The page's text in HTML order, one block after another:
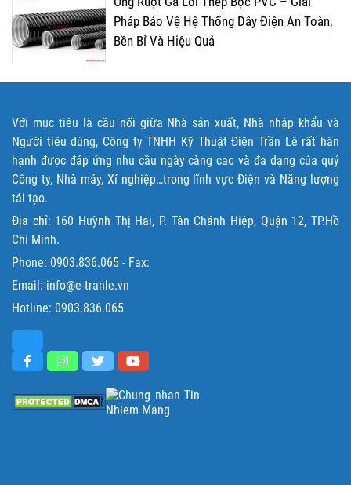
Pháp Bảo Vệ Hệ Thống Dây Điện An Toàn,
Bền Bỉ Và Hiệu Quả
Với mục tiêu là cầu nối giữa Nhà sản xuất, Nhà nhập khẩu và
Người tiêu dùng, Công ty TNHH Kỹ Thuật Điện Trần Lê rất hân
hạnh được đáp ứng nhu cầu ngày càng cao và đa dạng của quý
Công ty, Nhà máy, Xí nghiệp…trong lĩnh vực Điện và Năng lượng
tái tạo.
Địa chỉ: 160 Huỳnh Thị Hai, P. Tân Chánh Hiệp, Quận 12, TP.Hồ
Chí Minh.
Phone: 0903.836.065 - Fax:
Email: info@e-tranle.vn
Hotline: 0903.836.065